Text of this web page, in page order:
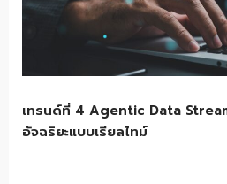
เทรนด์ที่ 4 Agentic Data
อัจฉริยะแบบเรียลไทม์